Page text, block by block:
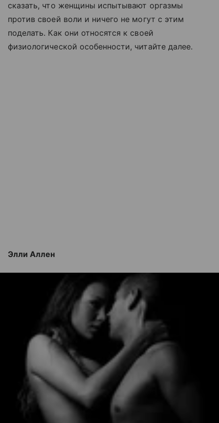
сказать, что женщины испытывают оргазмы
против своей воли и ничего не могут с этим
поделать. Как они относятся к своей
физиологической особенности, читайте далее.
Элли Аллен